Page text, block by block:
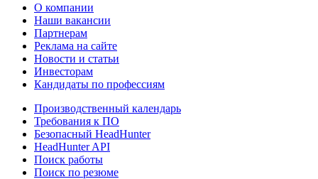
О компании
Наши вакансии
Партнерам
Реклама на сайте
Новости и статьи
Инвесторам
Кандидаты по профессиям
Производственный календарь
Требования к ПО
Безопасный HeadHunter
HeadHunter API
Поиск работы
Поиск по резюме